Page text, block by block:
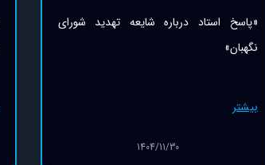
توئیت استاد رائفی پور به مناسبت سالروز
سعدی بزرگ شاعر ایرانی
بیشتر
1404/04/23